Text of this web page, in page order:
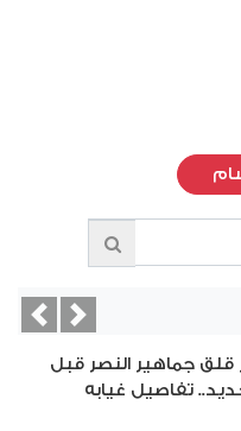
قلق جماهير النصر قبل
تفاصيل غيابه
Next